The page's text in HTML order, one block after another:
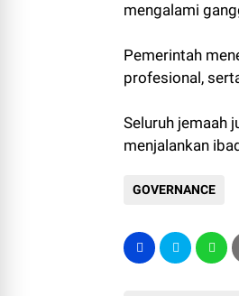
mengalami
Pemerintah
profesional,
Seluruh jemaah
menjalankan
GOVERNANCE